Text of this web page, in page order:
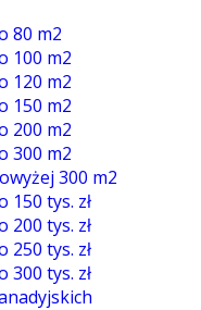
80 m2
100 m2
120 m2
150 m2
200 m2
300 m2
300 m2
tys. zł
tys. zł
tys. zł
tys. zł